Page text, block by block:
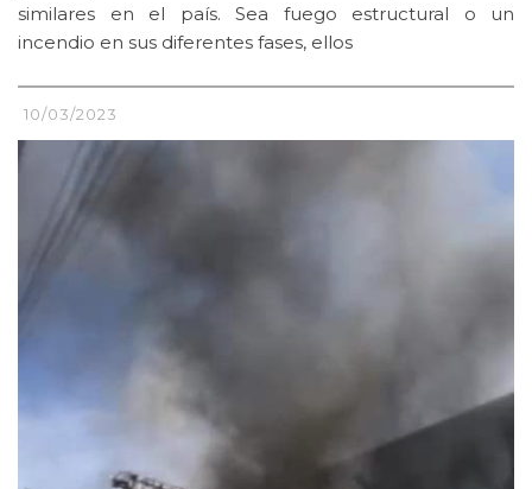
similares en el país. Sea fuego estructural o un
incendio en sus diferentes fases, ellos
10/03/2023